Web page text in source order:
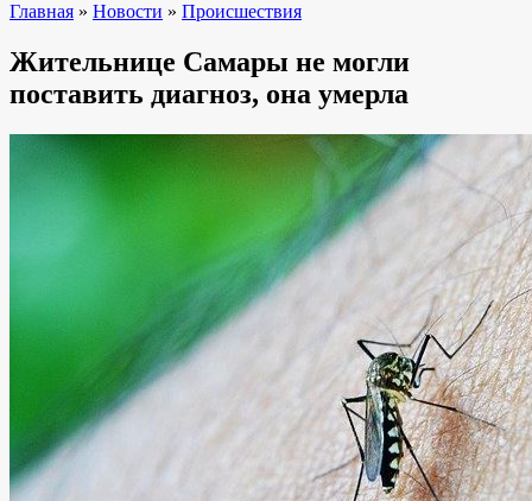
Главная » Новости » Происшествия
Жительнице Самары не могли
поставить диагноз, она умерла